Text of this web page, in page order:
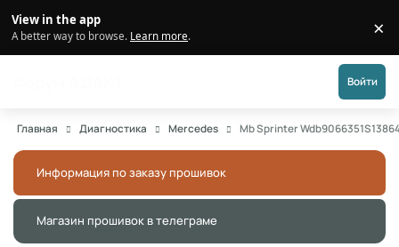
View in the app
A better way to browse. Learn more. ×
Войти
Главная Диагностика Mercedes Mb Sprinter
Информация по заказу прошивок
Магазин прошивок в телеграме